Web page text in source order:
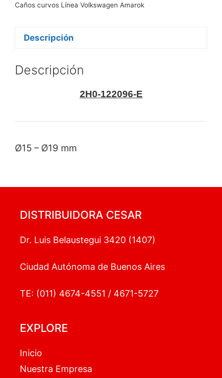
Caños curvos Línea Volkswagen Amarok
Descripción
Descripción
2H0-122096-E
Ø15 – Ø19 mm
DISTRIBUIDORA CESAR
Dr. Luis Belaustegui 3420 (1407)
Ciudad Autónoma de Buenos Aires
TE: (011) 4674-4551 / 4671-5727
EXPLORE
Inicio
Nuestra Empresa